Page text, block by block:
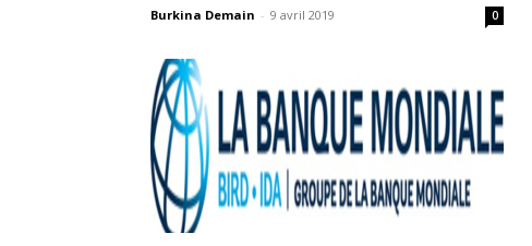
Burkina Demain - 9 avril 2019 0